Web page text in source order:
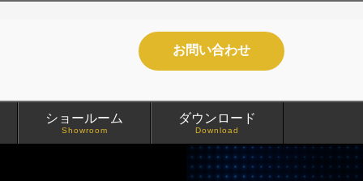
お問い合わせ
ショールーム
Showroom
ダウンロード
Download